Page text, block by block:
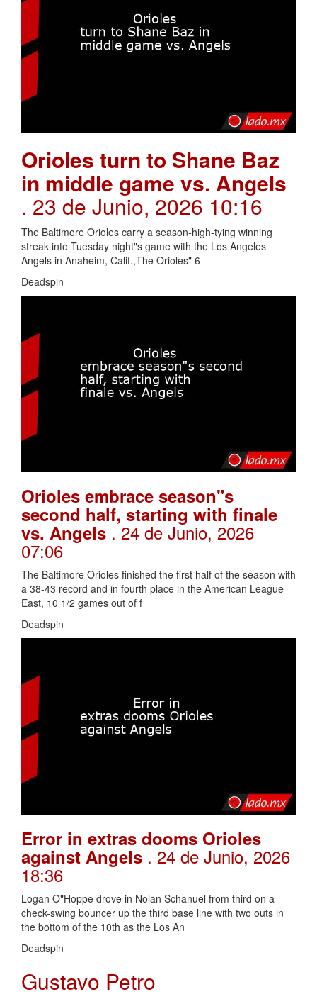
Orioles turn to Shane Baz
in middle game vs. Angels
. 23 de Junio, 2026 10:16
The Baltimore Orioles carry a season-high-tying winning
streak into Tuesday night"s game with the Los Angeles
Angels in Anaheim, Calif.,The Orioles" 6
Deadspin
Orioles embrace season"s
second half, starting with finale
vs. Angels . 24 de Junio, 2026
07:06
The Baltimore Orioles finished the first half of the season with
a 38-43 record and in fourth place in the American League
East, 10 1/2 games out of f
Deadspin
Error in extras dooms Orioles
against Angels . 24 de Junio, 2026
18:36
Logan O"Hoppe drove in Nolan Schanuel from third on a
check-swing bouncer up the third base line with two outs in
the bottom of the 10th as the Los An
Deadspin
Gustavo Petro